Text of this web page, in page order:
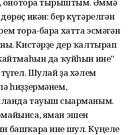
икән: бер күтәрелгән
тора-бара хатта эсмәгән
Кистәрҙе дер ҡалтырап
да ҡуйһын ине”
Шулай ҙа хәлем
һиҙҙермәнем,
тауыш сығарманым.
яман эшен
башҡара ине шул. Күңеле